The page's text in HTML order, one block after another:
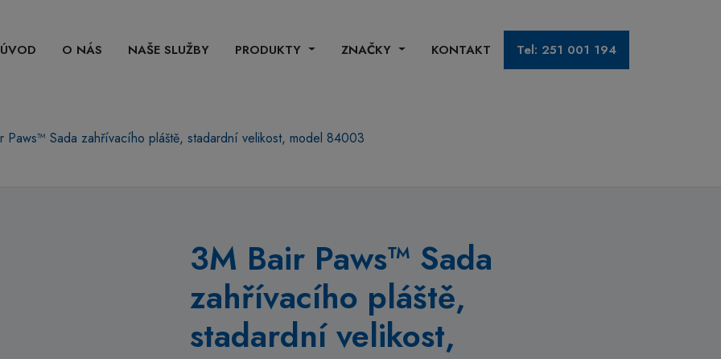
ÚVOD O NÁS NAŠE SLUŽBY PRODUKTY ZNAČKY KONTAKT Tel: 251 001 194
Paws™ Sada zahřívacího pláště, stadardní velikost, model 84003
3M Bair Paws™ Sada
zahřívacího pláště,
stadardní velikost,